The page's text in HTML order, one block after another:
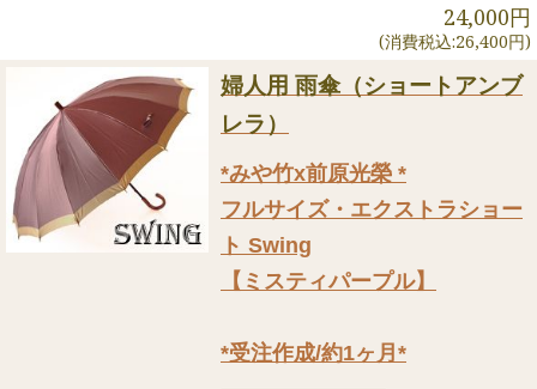
24,000円
(消費税込:26,400円)
婦人用 雨傘（ショートアンブ
レラ）
*みや竹x前原光榮 *
フルサイズ・エクストラショー
ト Swing
【ミスティパープル】
*受注作成/約1ヶ月*